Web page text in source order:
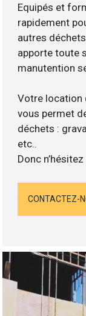
Equipés et
rapidement
autres
apporte toute
manutention
Votre location
vous permet
déchets :
etc..
Donc
CONTACTEZ-